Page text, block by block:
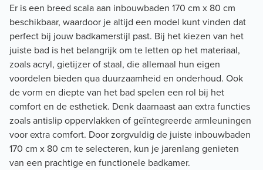
Er is een breed scala aan inbouwbaden 170 cm x 80 cm
beschikbaar, waardoor je altijd een model kunt vinden dat
perfect bij jouw badkamerstijl past. Bij het kiezen van het
juiste bad is het belangrijk om te letten op het materiaal,
zoals acryl, gietijzer of staal, die allemaal hun eigen
voordelen bieden qua duurzaamheid en onderhoud. Ook
de vorm en diepte van het bad spelen een rol bij het
comfort en de esthetiek. Denk daarnaast aan extra functies
zoals antislip oppervlakken of geïntegreerde armleuningen
voor extra comfort. Door zorgvuldig de juiste inbouwbaden
170 cm x 80 cm te selecteren, kun je jarenlang genieten
van een prachtige en functionele badkamer.